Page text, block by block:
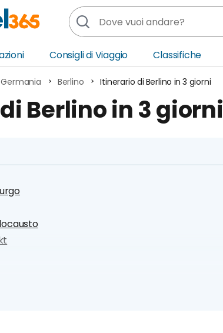
Oceania
America Centrale
Consigli di Viaggio Classifiche
Germania Berlino Itinerario di Berlino in 3 giorni
Berlino in 3 giorni